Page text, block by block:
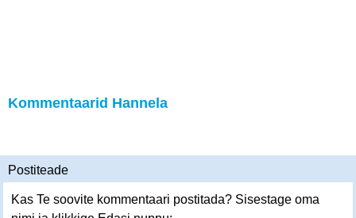
Kommentaarid Hannela
Postiteade
Kas Te soovite kommentaari postitada? Sisestage oma